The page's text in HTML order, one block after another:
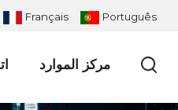
Français Português
مركز الموارد